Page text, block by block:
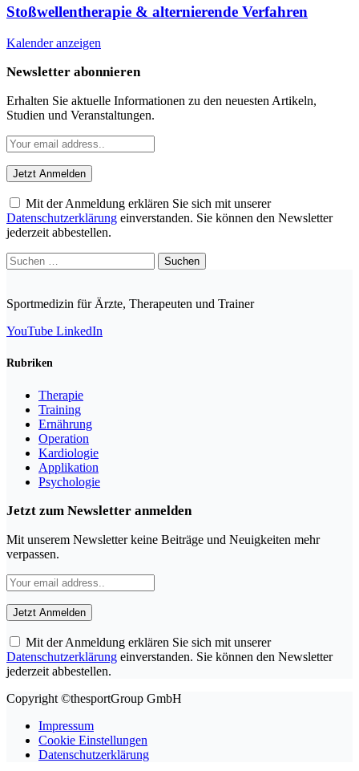
Stoßwellentherapie & alternierende Verfahren
Kalender anzeigen
Newsletter abonnieren
Erhalten Sie aktuelle Informationen zu den neuesten Artikeln,
Studien und Veranstaltungen.
Mit der Anmeldung erklären Sie sich mit unserer
Datenschutzerklärung einverstanden. Sie können den Newsletter
jederzeit abbestellen.
Suchen
nach:
Sportmedizin für Ärzte, Therapeuten und Trainer
YouTube LinkedIn
Rubriken
Therapie
Training
Ernährung
Operation
Kardiologie
Applikation
Psychologie
Jetzt zum Newsletter anmelden
Mit unserem Newsletter keine Beiträge und Neuigkeiten mehr
verpassen.
Mit der Anmeldung erklären Sie sich mit unserer
Datenschutzerklärung einverstanden. Sie können den Newsletter
jederzeit abbestellen.
Copyright ©thesportGroup GmbH
Impressum
Cookie Einstellungen
Datenschutzerklärung